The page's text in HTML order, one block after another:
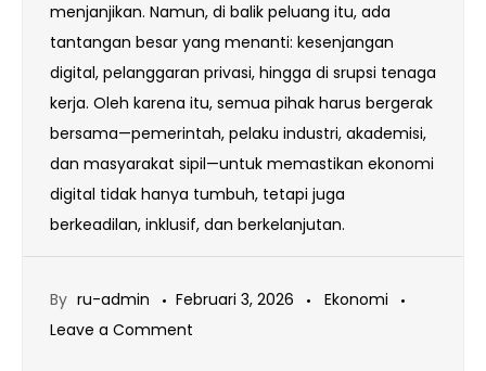
menjanjikan. Namun, di balik peluang itu, ada
tantangan besar yang menanti: kesenjangan
digital, pelanggaran privasi, hingga di srupsi tenaga
kerja. Oleh karena itu, semua pihak harus bergerak
bersama—pemerintah, pelaku industri, akademisi,
dan masyarakat sipil—untuk memastikan ekonomi
digital tidak hanya tumbuh, tetapi juga
berkeadilan, inklusif, dan berkelanjutan.
By ru-admin Februari 3, 2026
Ekonomi
Leave a Comment